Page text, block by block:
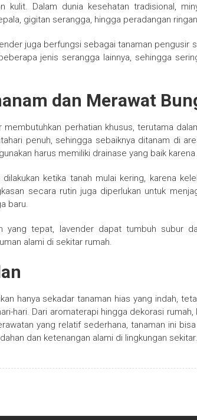
kulit. Dalam dunia kesehatan tradisional,
gigitan serangga, hingga peradangan
juga berfungsi sebagai tanaman pengusir
jenis serangga lainnya, sehingga
dan Merawat
membutuhkan perhatian khusus, terutama
penuh, sehingga sebaiknya ditanam di
harus memiliki drainase yang baik
dilakukan ketika tanah mulai kering, karena
secara rutin juga diperlukan untuk
baru.
yang tepat, lavender dapat tumbuh subur
alami di sekitar rumah.
hanya sekadar tanaman hias yang indah,
hari. Dari aromaterapi hingga dekorasi
yang relatif sederhana, tanaman ini
dan ketenangan alami di lingkungan sekitar.